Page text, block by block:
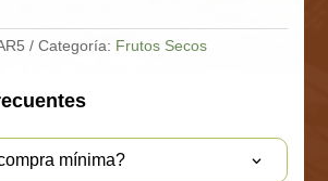
Categoría: Frutos Secos
mínima?